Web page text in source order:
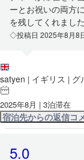
ーとお祝いの両方
を残してくれました
◇投稿日 2025年8月8
satyen | イギリス | グ
2025年8月 | 3泊滞在
宿泊先からの返信コ
5.0